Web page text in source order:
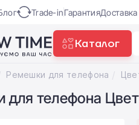
Trade-inГарантия
Каталог
Ремешки для телефона
для телефона